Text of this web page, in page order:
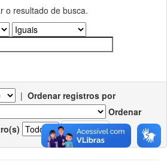
o resultado de busca.
| Ordenar registros por
Ordenar